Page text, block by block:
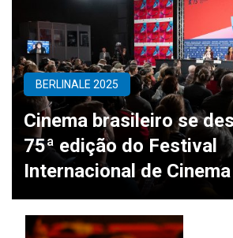
BERLINALE 2025
Cinema brasileiro se
75ª edição do Festival
Internacional de